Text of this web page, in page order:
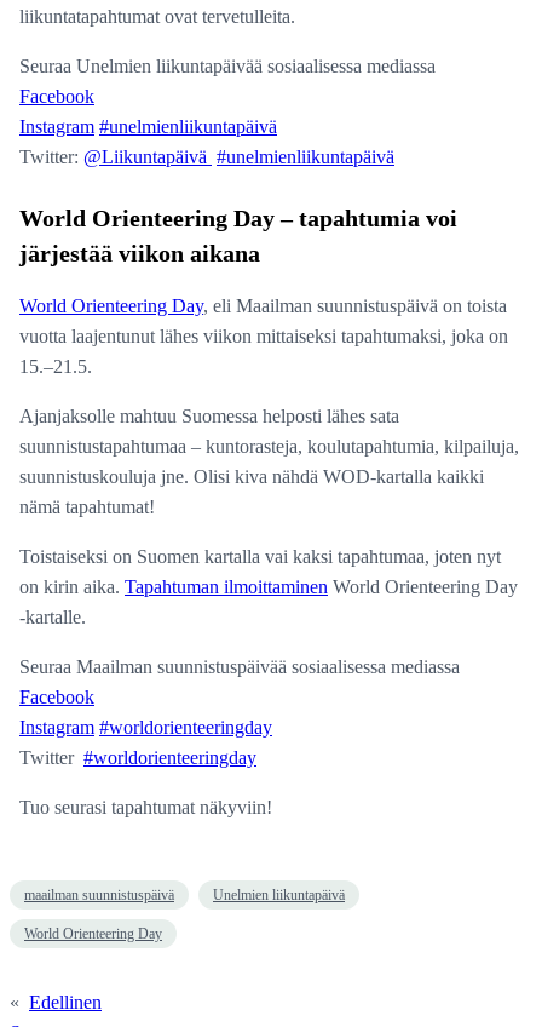
liikuntatapahtumat ovat tervetulleita.
Seuraa Unelmien liikuntapäivää sosiaalisessa mediassa
Facebook
Instagram #unelmienliikuntapäivä
Twitter: @Liikuntapäivä #unelmienliikuntapäivä
World Orienteering Day – tapahtumia voi
järjestää viikon aikana
World Orienteering Day, eli Maailman suunnistuspäivä on toista
vuotta laajentunut lähes viikon mittaiseksi tapahtumaksi, joka on
15.–21.5.
Ajanjaksolle mahtuu Suomessa helposti lähes sata
suunnistustapahtumaa – kuntorasteja, koulutapahtumia, kilpailuja,
suunnistuskouluja jne. Olisi kiva nähdä WOD-kartalla kaikki
nämä tapahtumat!
Toistaiseksi on Suomen kartalla vai kaksi tapahtumaa, joten nyt
on kirin aika. Tapahtuman ilmoittaminen World Orienteering Day
-kartalle.
Seuraa Maailman suunnistuspäivää sosiaalisessa mediassa
Facebook
Instagram #worldorienteeringday
Twitter #worldorienteeringday
Tuo seurasi tapahtumat näkyviin!
maailman suunnistuspäivä Unelmien liikuntapäivä
World Orienteering Day
« Edellinen